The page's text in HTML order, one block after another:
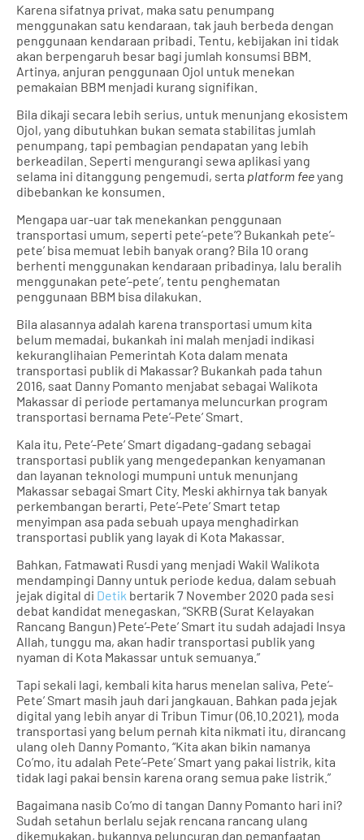
Karena sifatnya privat, maka satu penumpang
menggunakan satu kendaraan, tak jauh berbeda dengan
penggunaan kendaraan pribadi. Tentu, kebijakan ini tidak
akan berpengaruh besar bagi jumlah konsumsi BBM.
Artinya, anjuran penggunaan Ojol untuk menekan
pemakaian BBM menjadi kurang signifikan.
Bila dikaji secara lebih serius, untuk menunjang ekosistem
Ojol, yang dibutuhkan bukan semata stabilitas jumlah
penumpang, tapi pembagian pendapatan yang lebih
berkeadilan. Seperti mengurangi sewa aplikasi yang
selama ini ditanggung pengemudi, serta platform feeyang
dibebankan ke konsumen.
Mengapa uar-uar tak menekankan penggunaan
transportasi umum, seperti pete’-pete’? Bukankah pete’-
pete’ bisa memuat lebih banyak orang? Bila 10 orang
berhenti menggunakan kendaraan pribadinya, lalu beralih
menggunakan pete’-pete’, tentu penghematan
penggunaan BBM bisa dilakukan.
Bila alasannya adalah karena transportasi umum kita
belum memadai, bukankah ini malah menjadi indikasi
kekuranglihaian Pemerintah Kota dalam menata
transportasi publik di Makassar? Bukankah pada tahun
2016, saat Danny Pomanto menjabat sebagai Walikota
Makassar di periode pertamanya meluncurkan program
transportasi bernama Pete’-Pete’ Smart.
Kala itu, Pete’-Pete’ Smart digadang-gadang sebagai
transportasi publik yang mengedepankan kenyamanan
dan layanan teknologi mumpuni untuk menunjang
Makassar sebagai Smart City. Meski akhirnya tak banyak
perkembangan berarti, Pete’-Pete’ Smart tetap
menyimpan asa pada sebuah upaya menghadirkan
transportasi publik yang layak di Kota Makassar.
Bahkan, Fatmawati Rusdi yang menjadi Wakil Walikota
mendampingi Danny untuk periode kedua, dalam sebuah
jejak digital di Detik bertarik 7 November 2020 pada sesi
debat kandidat menegaskan, “SKRB (Surat Kelayakan
Rancang Bangun) Pete’-Pete’ Smart itu sudah adajadi Insya
Allah, tunggu ma, akan hadir transportasi publik yang
nyaman di Kota Makassar untuk semuanya.”
Tapi sekali lagi, kembali kita harus menelan saliva, Pete’-
Pete’ Smart masih jauh dari jangkauan. Bahkan pada jejak
digital yang lebih anyar di Tribun Timur (06.10.2021), moda
transportasi yang belum pernah kita nikmati itu, dirancang
ulang oleh Danny Pomanto, “Kita akan bikin namanya
Co’mo, itu adalah Pete’-Pete’ Smart yang pakai listrik, kita
tidak lagi pakai bensin karena orang semua pake listrik.”
Bagaimana nasib Co’mo di tangan Danny Pomanto hari ini?
Sudah setahun berlalu sejak rencana rancang ulang
dikemukakan, bukannya peluncuran dan pemanfaatan